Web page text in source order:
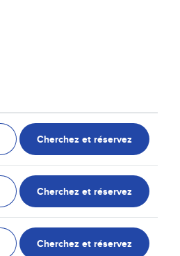
Cherchez et réservez
Cherchez et réservez
Cherchez et réservez